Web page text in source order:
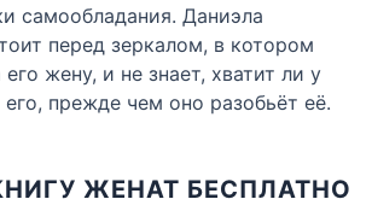
самообладания. Даниэла
перед зеркалом, в котором
жену, и не знает, хватит ли у
его, прежде чем оно разобьёт её.
ЖЕНАТ БЕСПЛАТНО